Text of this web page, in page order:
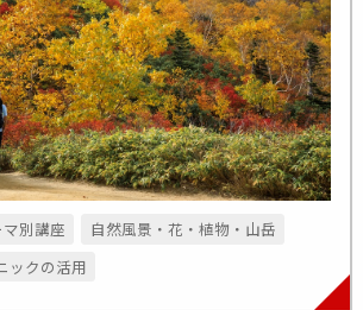
別講座
自然風景・花・植物・山岳
ックの活用